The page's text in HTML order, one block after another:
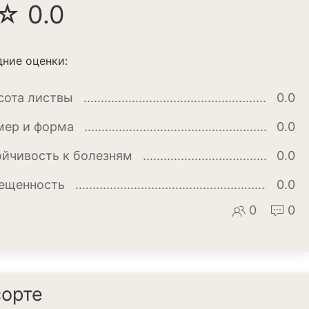
0.0
оценки:
листвы
0.0
и форма
0.0
к болезням
0.0
0.0
0
0